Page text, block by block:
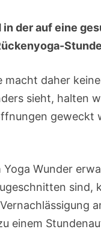
der auf eine
daher
sieht, halten
geweckt
Wunder
einem